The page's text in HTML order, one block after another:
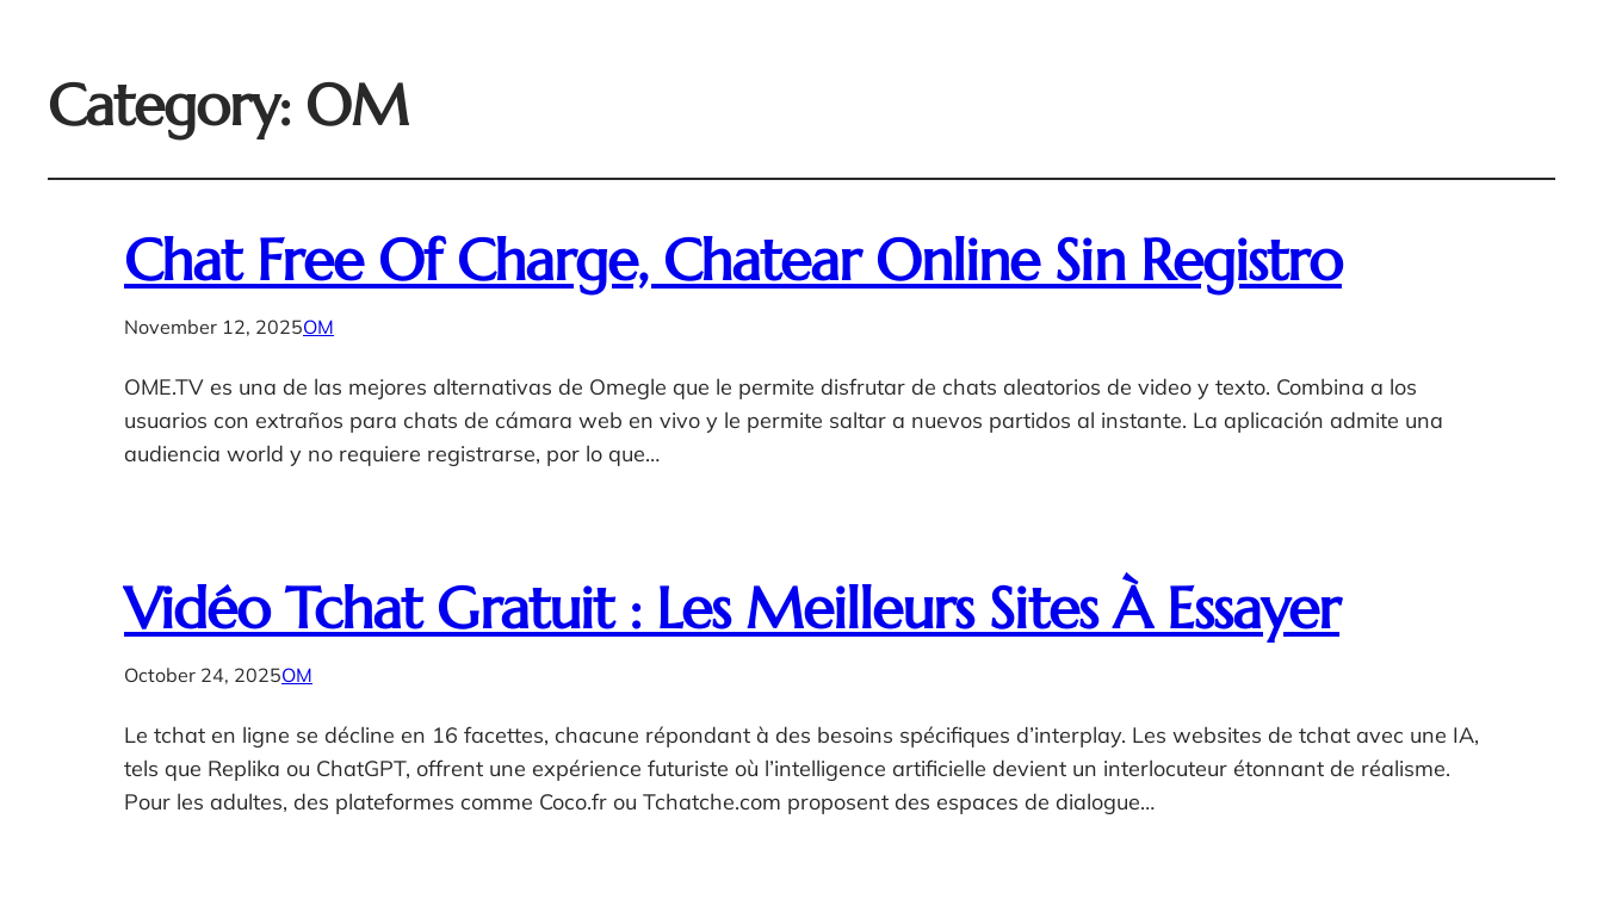
Category: OM
Chat Free Of Charge, Chatear Online Sin Registro
November 12, 2025OM
OME.TV es una de las mejores alternativas de Omegle que le permite disfrutar de chats aleatorios de video y texto. Combina a los
usuarios con extraños para chats de cámara web en vivo y le permite saltar a nuevos partidos al instante. La aplicación admite una
audiencia world y no requiere registrarse, por lo que…
Vidéo Tchat Gratuit : Les Meilleurs Sites À Essayer
October 24, 2025OM
Le tchat en ligne se décline en 16 facettes, chacune répondant à des besoins spécifiques d’interplay. Les websites de tchat avec une IA,
tels que Replika ou ChatGPT, offrent une expérience futuriste où l’intelligence artificielle devient un interlocuteur étonnant de réalisme.
Pour les adultes, des plateformes comme Coco.fr ou Tchatche.com proposent des espaces de dialogue…